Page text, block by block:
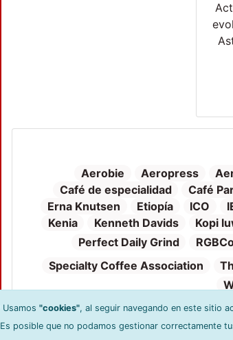
Aerobie Aeropress
Café de especialidad
Café
Erna Knutsen
Etiopía ICO
Kenia
Kenneth Davids Kopi
Perfect Daily Grind
Specialty Coffee Association
Política de
Usamos "cookies", al seguir navegando en este sitio
Es posible que no podamos gestionar correctamente